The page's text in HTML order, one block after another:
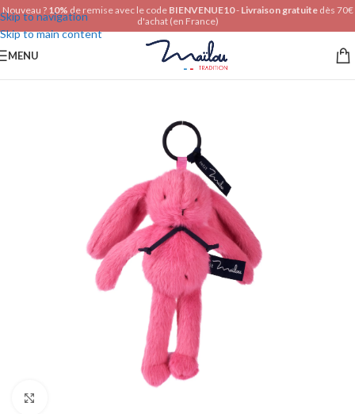
Skip to navigation
Skip to main content
Nouveau ? 10% de remise avec le code BIENVENUE10- Livraison gratuitedès 70€
d'achat (en France)
MENU